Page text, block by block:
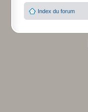
Index du forum